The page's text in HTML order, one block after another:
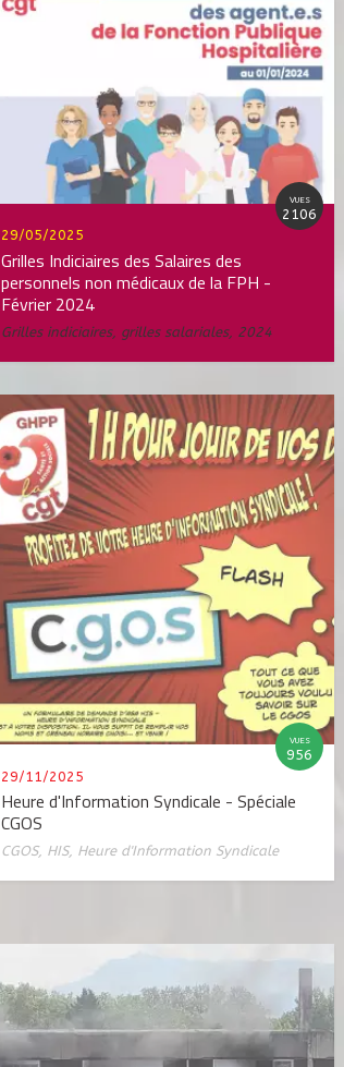
29/11/2025
Heure d'Information Syndicale - Spéciale
CGOS
CGOS, HIS, Heure d'Information Syndicale
VUES
956
29/05/2025
Grilles Indiciaires des Salaires des
personnels non médicaux de la FPH -
Février 2024
Grilles indiciaires, grilles salariales, 2024
VUES
2106